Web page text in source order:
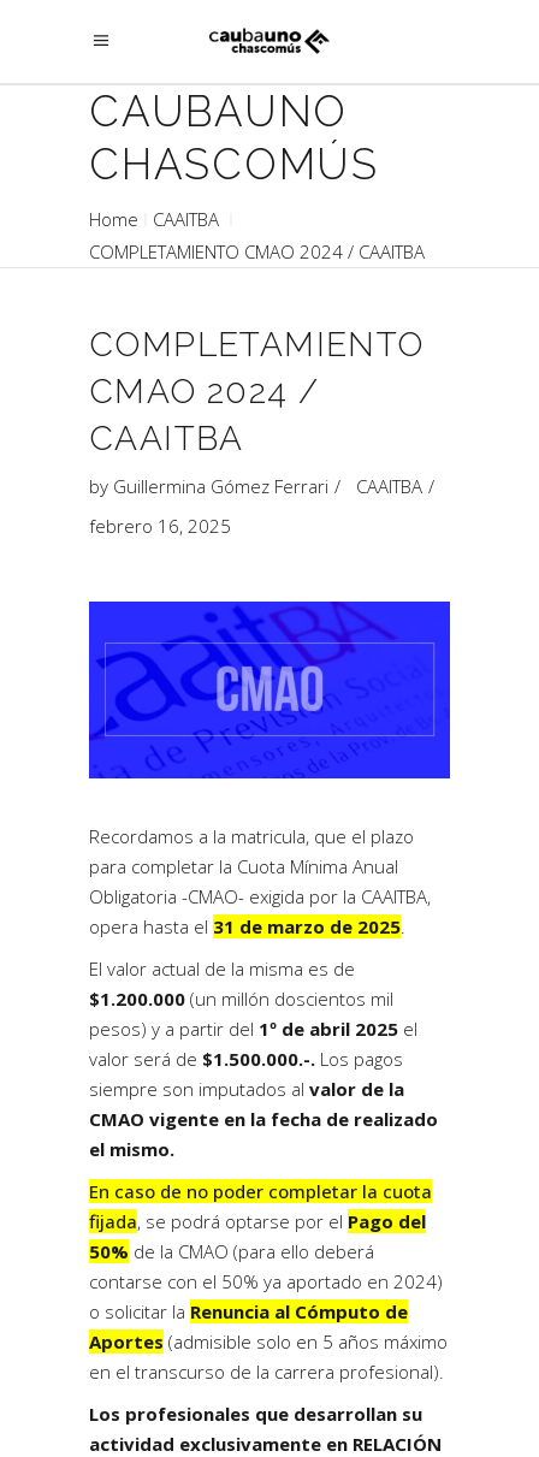
CAUBAUNO
CHASCOMÚS
Home
CAAITBA
COMPLETAMIENTO CMAO 2024 / CAAITBA
COMPLETAMIENTO
CMAO 2024 /
CAAITBA
by Guillermina Gómez Ferrari
CAAITBA
febrero 16, 2025
Recordamos a la matricula, que el plazo
para completar la Cuota Mínima Anual
Obligatoria -CMAO- exigida por la CAAITBA,
opera hasta el 31 de marzo de 2025
El valor actual de la misma es de
$1.200.000 (un millón doscientos mil
pesos) y a partir del 1º de abril 2025 el
valor será de $1.500.000.-. Los pagos
siempre son imputados al valor de la
CMAO vigente en la fecha de realizado
el mismo.
En caso de no poder completar la cuota
fijada, se podrá optarse por el Pago del
50% de la CMAO (para ello deberá
contarse con el 50% ya aportado en 2024)
o solicitar la Renuncia al Cómputo de
Aportes (admisible solo en 5 años máximo
en el transcurso de la carrera profesional).
Los profesionales que desarrollan su
actividad exclusivamente en RELACIÓN